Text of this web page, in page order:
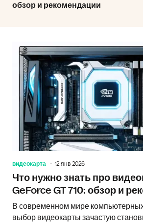
обзор и рекомендации
видеокарта 12 янв 2026
Что нужно знать про
GeForce GT 710: обзор и
В современном мире
выбор видеокарты зачастую